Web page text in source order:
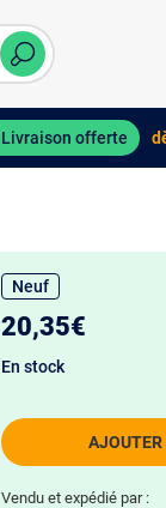
Livraison offerte
Neuf
20,35€
AJOUTER
En stock
Vendu et expédié par :